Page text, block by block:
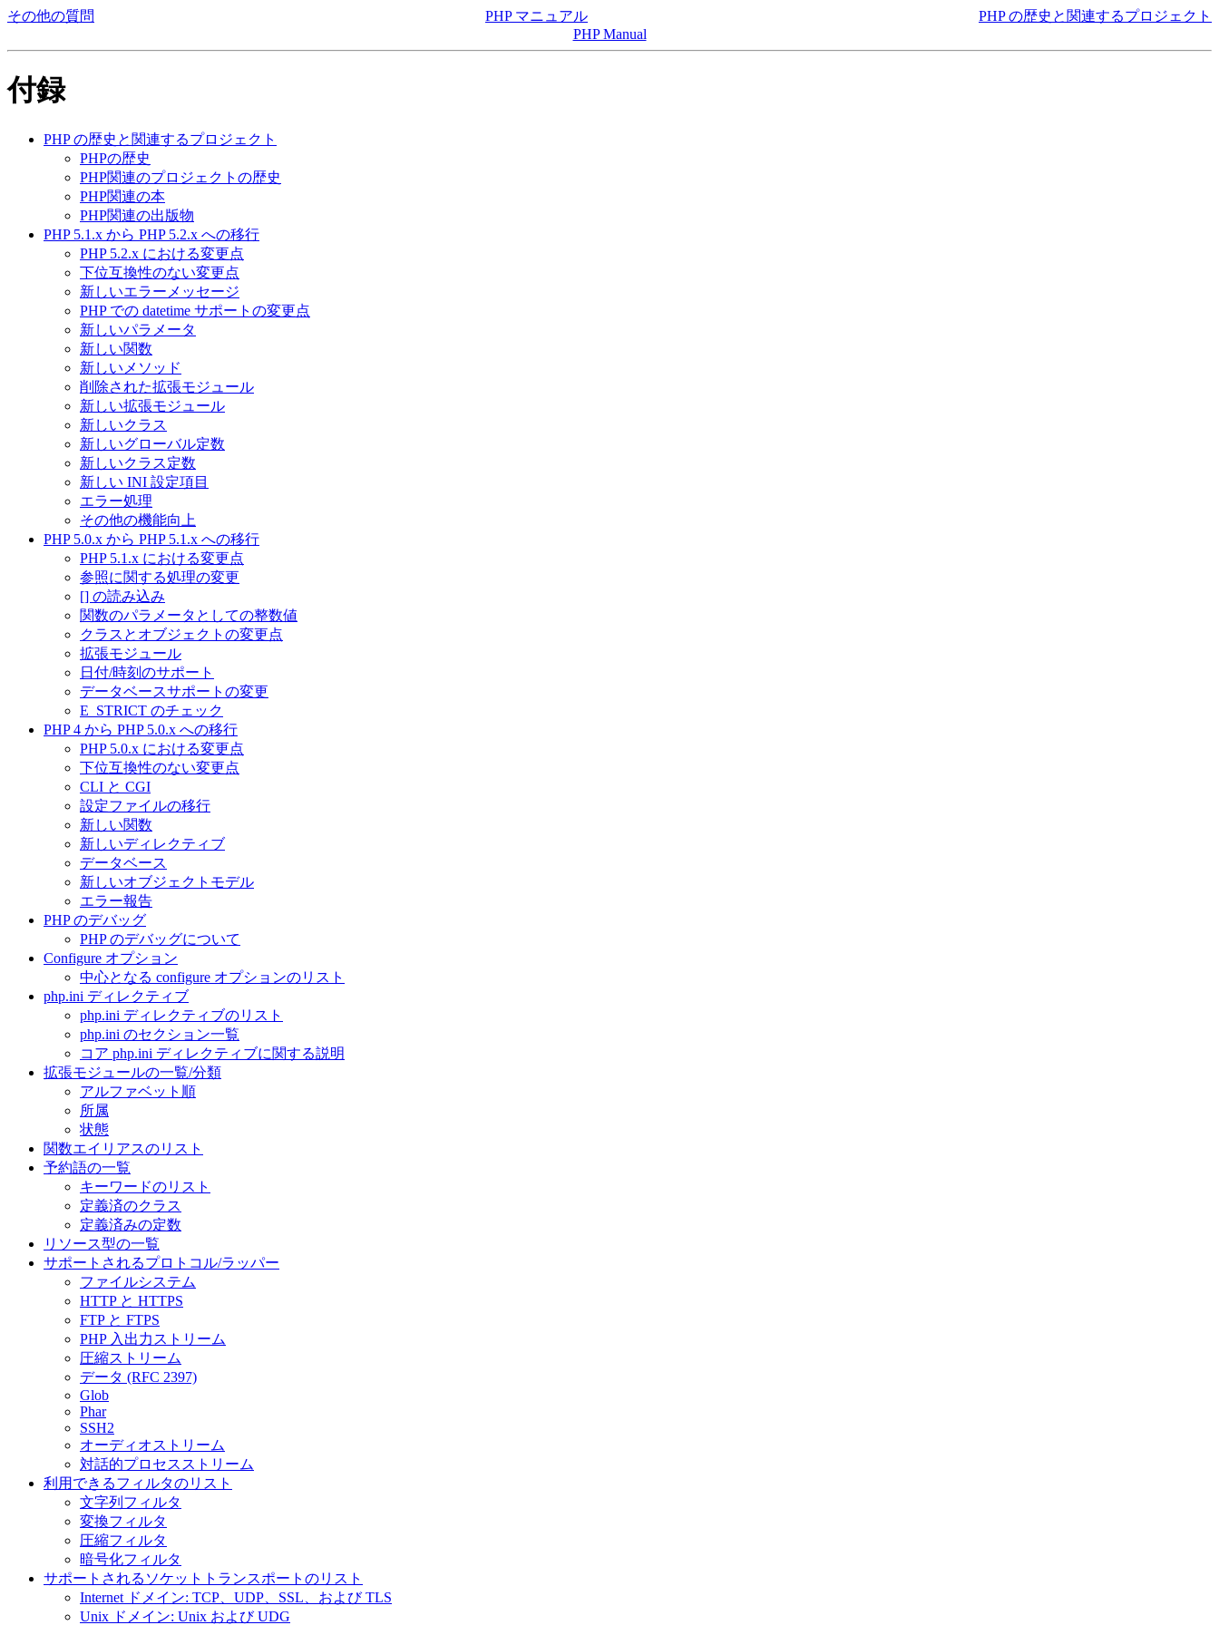
その他の質問 PHP の歴史と関連するプロジェクト
PHP マニュアル
PHP Manual
付録
PHP の歴史と関連するプロジェクト
PHPの歴史
PHP関連のプロジェクトの歴史
PHP関連の本
PHP関連の出版物
PHP 5.1.x から PHP 5.2.x への移行
PHP 5.2.x における変更点
下位互換性のない変更点
新しいエラーメッセージ
PHP での datetime サポートの変更点
新しいパラメータ
新しい関数
新しいメソッド
削除された拡張モジュール
新しい拡張モジュール
新しいクラス
新しいグローバル定数
新しいクラス定数
新しい INI 設定項目
エラー処理
その他の機能向上
PHP 5.0.x から PHP 5.1.x への移行
PHP 5.1.x における変更点
参照に関する処理の変更
[] の読み込み
関数のパラメータとしての整数値
クラスとオブジェクトの変更点
拡張モジュール
日付/時刻のサポート
データベースサポートの変更
E_STRICT のチェック
PHP 4 から PHP 5.0.x への移行
PHP 5.0.x における変更点
下位互換性のない変更点
CLI と CGI
設定ファイルの移行
新しい関数
新しいディレクティブ
データベース
新しいオブジェクトモデル
エラー報告
PHP のデバッグ
PHP のデバッグについて
Configure オプション
中心となる configure オプションのリスト
php.ini ディレクティブ
php.ini ディレクティブのリスト
php.ini のセクション一覧
コア php.ini ディレクティブに関する説明
拡張モジュールの一覧/分類
アルファベット順
所属
状態
関数エイリアスのリスト
予約語の一覧
キーワードのリスト
定義済のクラス
定義済みの定数
リソース型の一覧
サポートされるプロトコル/ラッパー
ファイルシステム
HTTP と HTTPS
FTP と FTPS
PHP 入出力ストリーム
圧縮ストリーム
データ (RFC 2397)
Glob
Phar
SSH2
オーディオストリーム
対話的プロセスストリーム
利用できるフィルタのリスト
文字列フィルタ
変換フィルタ
圧縮フィルタ
暗号化フィルタ
サポートされるソケットトランスポートのリスト
Internet ドメイン: TCP、UDP、SSL、および TLS
Unix ドメイン: Unix および UDG